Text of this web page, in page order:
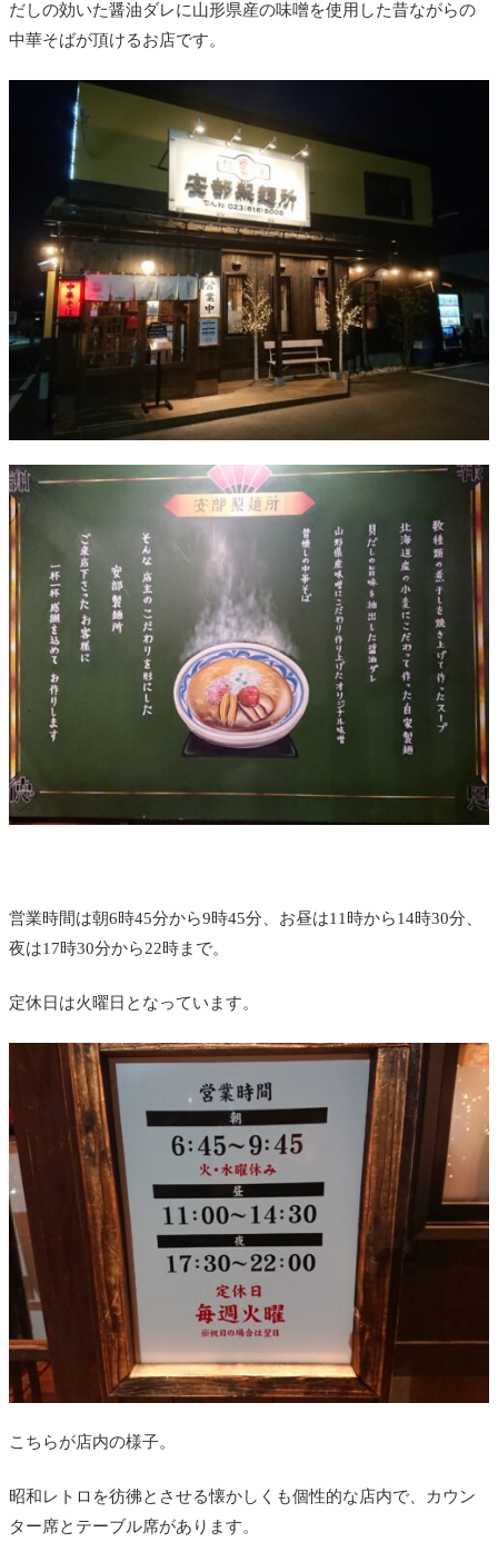
だしの効いた醤油ダレに山形県産の味噌を使用した昔ながらの
中華そばが頂けるお店です。
営業時間は朝6時45分から9時45分、お昼は11時から14時30分、
夜は17時30分から22時まで。
定休日は火曜日となっています。
こちらが店内の様子。
昭和レトロを彷彿とさせる懐かしくも個性的な店内で、カウン
ター席とテーブル席があります。